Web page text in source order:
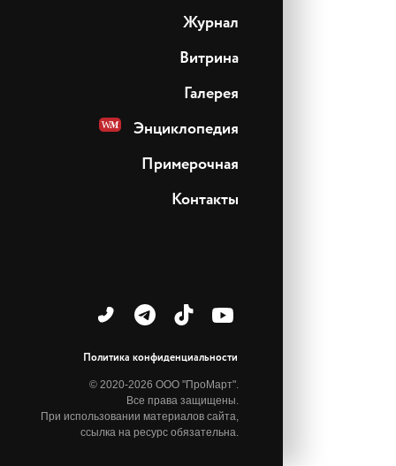
Журнал
Галерея
Витрина
Энциклопедия
Примерочная
Контакты
© 2020-2026 ООО "ПроМарт".
Все права защищены.
При использовании материалов сайта,
ссылка на ресурс обязательна.
Политика конфиденциальности